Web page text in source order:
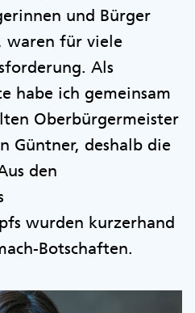
und Bürger
waren für viele
Als
habe ich gemeinsam
Oberbürgermeister
Güntner, deshalb die
den
wurden kurzerhand
Botschaften.